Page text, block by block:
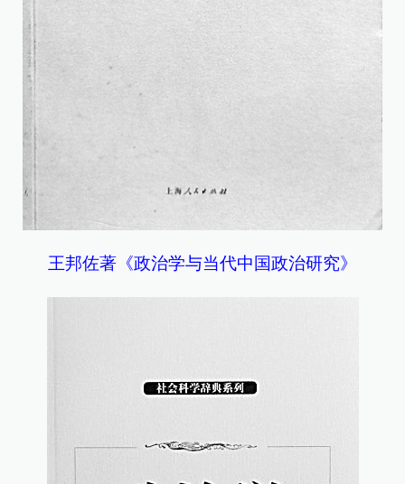
王邦佐著《政治学与当代中国政治研究》